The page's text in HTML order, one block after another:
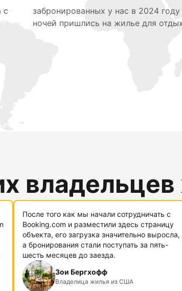
с
забронированных у нас в 2024 году
ночей пришлись на жилье для
После того как мы начали сотрудничать с
Booking.com и разместили здесь страницу
объекта, его загрузка значительно выросла,
а бронирования стали поступать за пять-
шесть месяцев до заезда.
Зои Бергхофф
Владелица жилья из США